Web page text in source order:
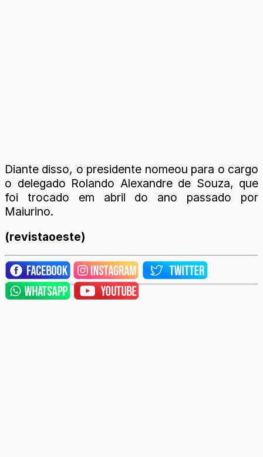
Diante disso, o presidente nomeou para o cargo
o delegado Rolando Alexandre de Souza, que
foi trocado em abril do ano passado por
Maiurino.
(revistaoeste)